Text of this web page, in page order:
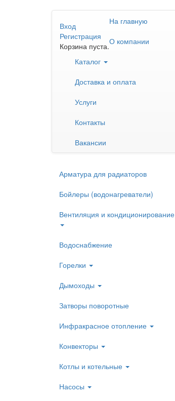
Вход
Регистрация
Корзина пуста.
На главную
О компании
Каталог
Доставка и оплата
Услуги
Контакты
Вакансии
Арматура для радиаторов
Бойлеры (водонагреватели)
Вентиляция и кондиционирование
Водоснабжение
Горелки
Дымоходы
Затворы поворотные
Инфракрасное отопление
Конвекторы
Котлы и котельные
Насосы